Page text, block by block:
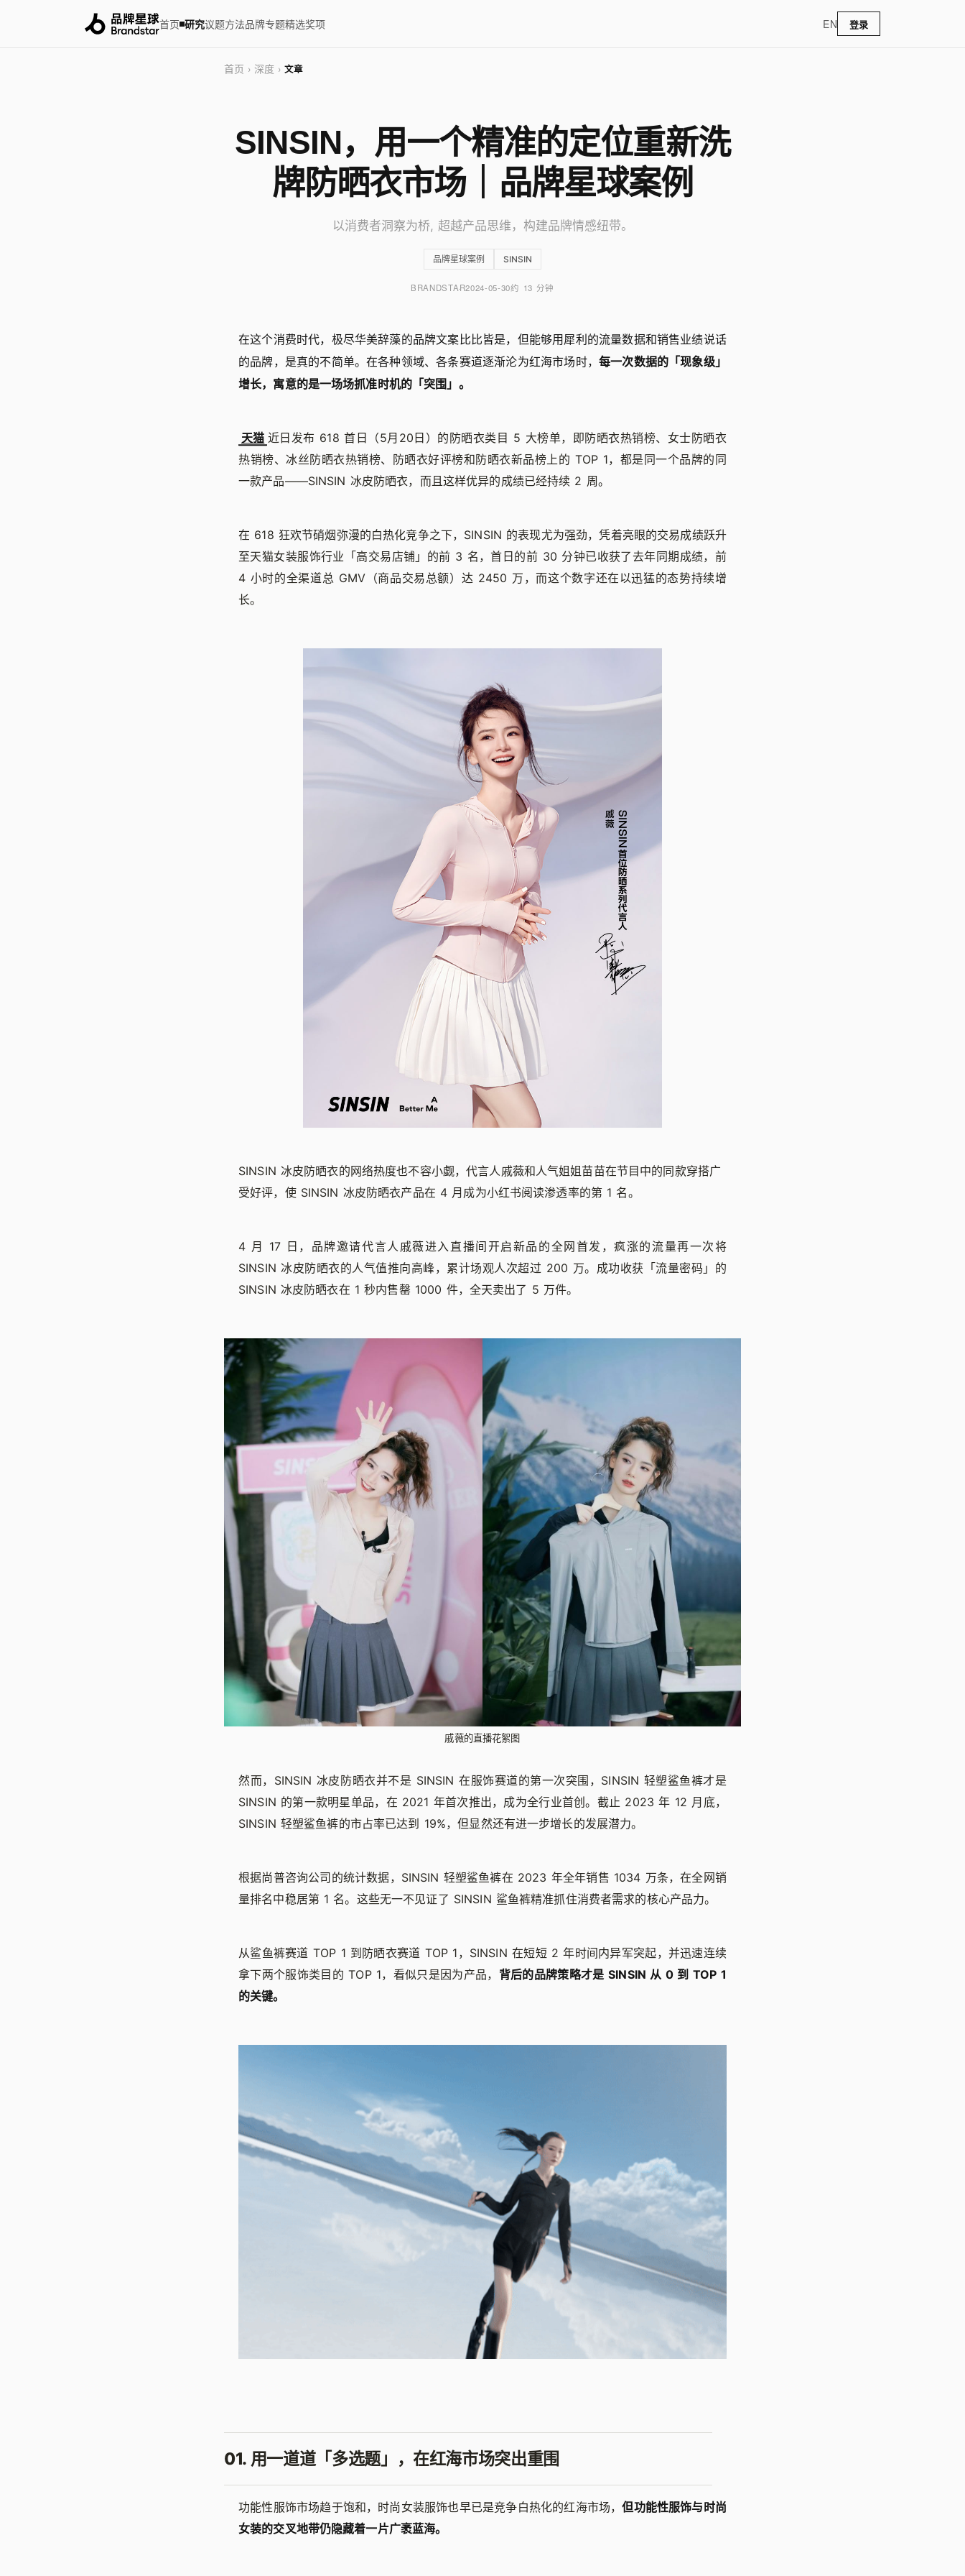
首页 研究议题方法品牌专题精选奖项 EN 登录
首页 › 深度 › 文章
SINSIN，用一个精准的定位重新洗
牌防晒衣市场｜品牌星球案例
以消费者洞察为桥, 超越产品思维，构建品牌情感纽带。
品牌星球案例 SINSIN
BRANDSTAR2024-05-30约 13 分钟
在这个消费时代，极尽华美辞藻的品牌文案比比皆是，但能够用犀利的流量数据和销售业绩说话
的品牌，是真的不简单。在各种领域、各条赛道逐渐沦为红海市场时， 每一次数据的「现象级」
增长，寓意的是一场场抓准时机的「突围」。
天猫 近日发布 618 首日（5月20日）的防晒衣类目 5 大榜单，即防晒衣热销榜、女士防晒衣
热销榜、冰丝防晒衣热销榜、防晒衣好评榜和防晒衣新品榜上的 TOP 1，都是同一个品牌的同
一款产品——SINSIN 冰皮防晒衣，而且这样优异的成绩已经持续 2 周。
在 618 狂欢节硝烟弥漫的白热化竞争之下，SINSIN 的表现尤为强劲，凭着亮眼的交易成绩跃升
至天猫女装服饰行业「高交易店铺」的前 3 名，首日的前 30 分钟已收获了去年同期成绩，前
4 小时的全渠道总 GMV（商品交易总额）达 2450 万，而这个数字还在以迅猛的态势持续增
长。
SINSIN 冰皮防晒衣的网络热度也不容小觑，代言人戚薇和人气姐姐苗苗在节目中的同款穿搭广
受好评，使 SINSIN 冰皮防晒衣产品在 4 月成为小红书阅读渗透率的第 1 名。
4 月 17 日，品牌邀请代言人戚薇进入直播间开启新品的全网首发，疯涨的流量再一次将
SINSIN 冰皮防晒衣的人气值推向高峰，累计场观人次超过 200 万。成功收获「流量密码」的
SINSIN 冰皮防晒衣在 1 秒内售罄 1000 件，全天卖出了 5 万件。
戚薇的直播花絮图
然而，SINSIN 冰皮防晒衣并不是 SINSIN 在服饰赛道的第一次突围，SINSIN 轻塑鲨鱼裤才是
SINSIN 的第一款明星单品，在 2021 年首次推出，成为全行业首创。截止 2023 年 12 月底，
SINSIN 轻塑鲨鱼裤的市占率已达到 19%，但显然还有进一步增长的发展潜力。
根据尚普咨询公司的统计数据，SINSIN 轻塑鲨鱼裤在 2023 年全年销售 1034 万条，在全网销
量排名中稳居第 1 名。这些无一不见证了 SINSIN 鲨鱼裤精准抓住消费者需求的核心产品力。
从鲨鱼裤赛道 TOP 1 到防晒衣赛道 TOP 1，SINSIN 在短短 2 年时间内异军突起，并迅速连续
拿下两个服饰类目的 TOP 1，看似只是因为产品， 背后的品牌策略才是 SINSIN 从 0 到 TOP 1
的关键。
01. 用一道道「多选题」，在红海市场突出重围
功能性服饰市场趋于饱和，时尚女装服饰也早已是竞争白热化的红海市场，但功能性服饰与时尚
女装的交叉地带仍隐藏着一片广袤蓝海。